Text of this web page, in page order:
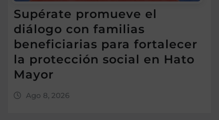
Supérate promueve el
diálogo con familias
beneficiarias para fortalecer
la protección social en Hato
Mayor
Ago 8, 2026